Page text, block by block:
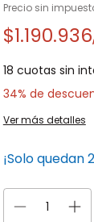
Precio sin
18 cuotas sin
34% de
Ver más detalles
¡Solo quedan2